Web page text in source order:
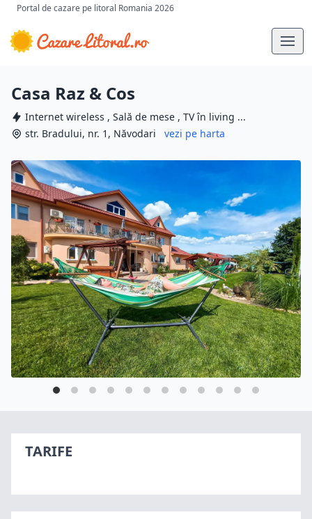
Portal de cazare pe litoral Romania 2026
Casa Raz & Cos
Internet wireless , Sală de mese , TV în living ...
str. Bradului, nr. 1, Năvodari
vezi pe harta
TARIFE